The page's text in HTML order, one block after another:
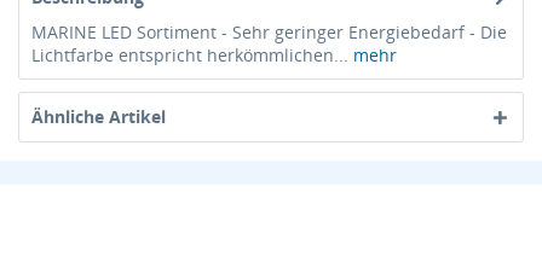
MARINE LED Sortiment - Sehr geringer Energiebedarf - Die
Lichtfarbe entspricht herkömmlichen... mehr
Ähnliche Artikel